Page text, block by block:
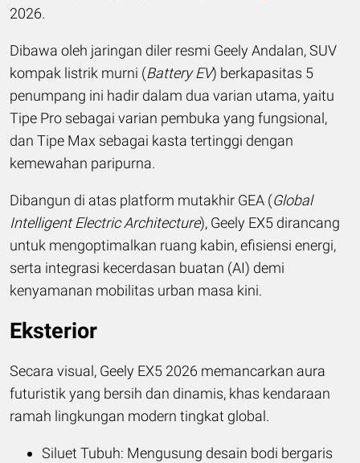
2026.
Dibawa oleh jaringan diler resmi Geely Andalan, SUV
kompak listrik murni (Battery EV) berkapasitas 5
penumpang ini hadir dalam dua varian utama, yaitu
Tipe Pro sebagai varian pembuka yang fungsional,
dan Tipe Max sebagai kasta tertinggi dengan
kemewahan paripurna.
Dibangun di atas platform mutakhir GEA (Global
Intelligent Electric Architecture), Geely EX5 dirancang
untuk mengoptimalkan ruang kabin, efisiensi energi,
serta integrasi kecerdasan buatan (AI) demi
kenyamanan mobilitas urban masa kini.
Eksterior
Secara visual, Geely EX5 2026 memancarkan aura
futuristik yang bersih dan dinamis, khas kendaraan
ramah lingkungan modern tingkat global.
Siluet Tubuh: Mengusung desain bodi bergaris